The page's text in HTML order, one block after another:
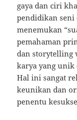
gaya dan ciri
pendidikan seni
menemukan
pemahaman
dan storytelling
karya yang
Hal ini sangat
keunikan dan
penentu